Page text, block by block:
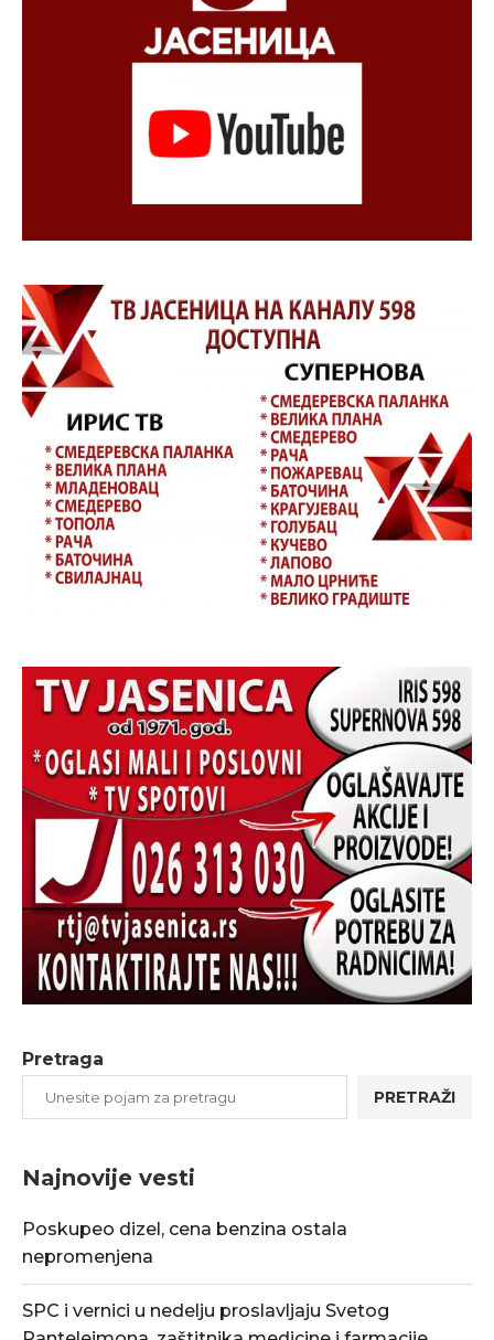
Pretraga
PRETRAŽI
Najnovije vesti
Poskupeo dizel, cena benzina ostala
nepromenjena
SPC i vernici u nedelju proslavljaju Svetog